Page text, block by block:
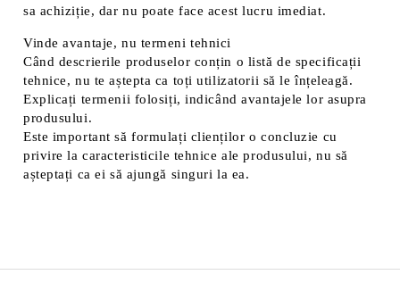
sa achiziție, dar nu poate face acest lucru imediat.
Vinde avantaje, nu termeni tehnici
Când descrierile produselor conțin o listă de specificații
tehnice, nu te aștepta ca toți utilizatorii să le înțeleagă.
Explicați termenii folosiți, indicând avantajele lor asupra
produsului.
Este important să formulați clienților o concluzie cu
privire la caracteristicile tehnice ale produsului, nu să
așteptați ca ei să ajungă singuri la ea.